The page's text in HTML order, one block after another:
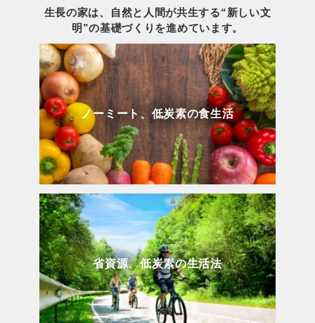
生長の家は、自然と人間が共生する“新しい文
明”の基礎づくりを進めています。
ノーミート、低炭素の食生活
省資源、低炭素の生活法